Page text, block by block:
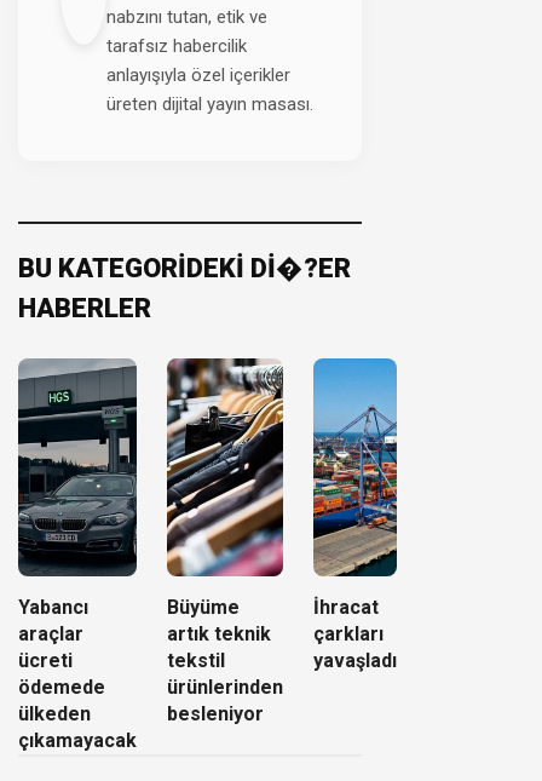
nabzını tutan, etik ve
tarafsız habercilik
anlayışıyla özel içerikler
üreten dijital yayın masası.
BU KATEGORİDEKİ Dİ�?ER
HABERLER
Yabancı
araçlar
ücreti
ödemede
ülkeden
çıkamayacak
Büyüme
artık teknik
tekstil
ürünlerinden
besleniyor
İhracat
çarkları
yavaşladı